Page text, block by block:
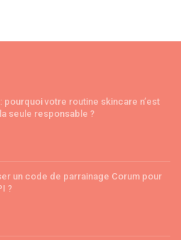
pourquoi votre routine skincare n’est
seule responsable ?
un code de parrainage Corum pour
?